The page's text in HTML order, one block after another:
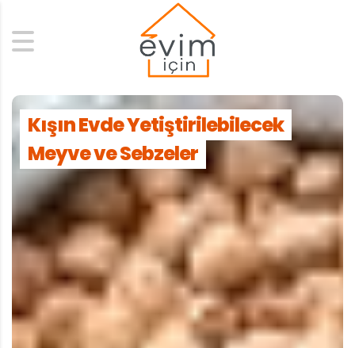
Search
Kışın Evde Yetiştirilebilecek
Meyve ve Sebzeler